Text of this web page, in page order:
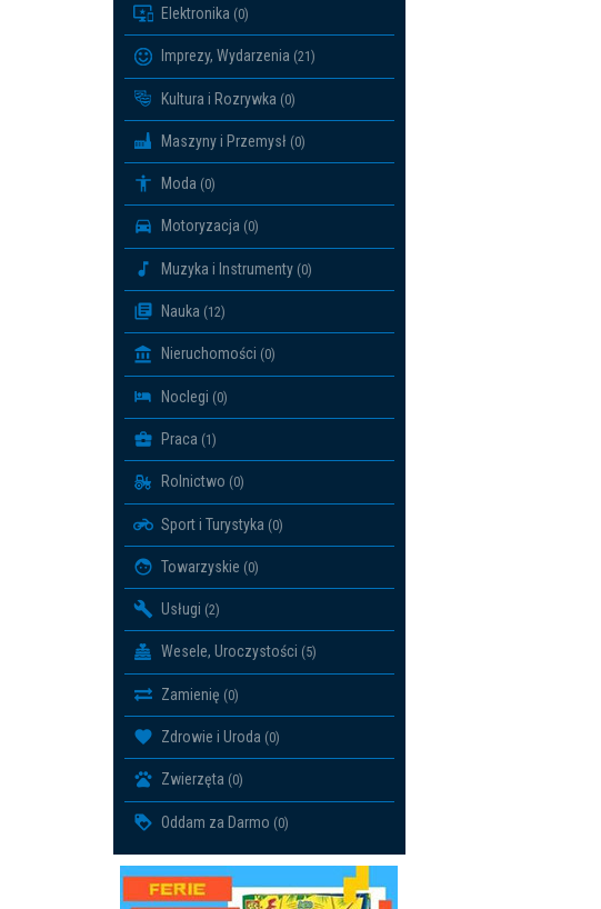
Elektronika (0)
Imprezy, Wydarzenia (21)
Kultura i Rozrywka (0)
Maszyny i Przemysł (0)
Moda (0)
Motoryzacja (0)
Muzyka i Instrumenty (0)
Nauka (12)
Nieruchomości (0)
Noclegi (0)
Praca (1)
Rolnictwo (0)
Sport i Turystyka (0)
Towarzyskie (0)
Usługi (2)
Wesele, Uroczystości (5)
Zamienię (0)
Zdrowie i Uroda (0)
Zwierzęta (0)
Oddam za Darmo (0)